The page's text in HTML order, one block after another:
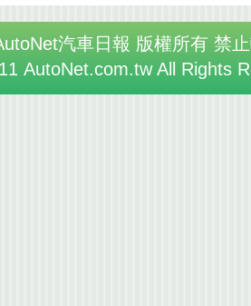
汽車日報 版權所有 禁
AutoNet.com.tw All Rights